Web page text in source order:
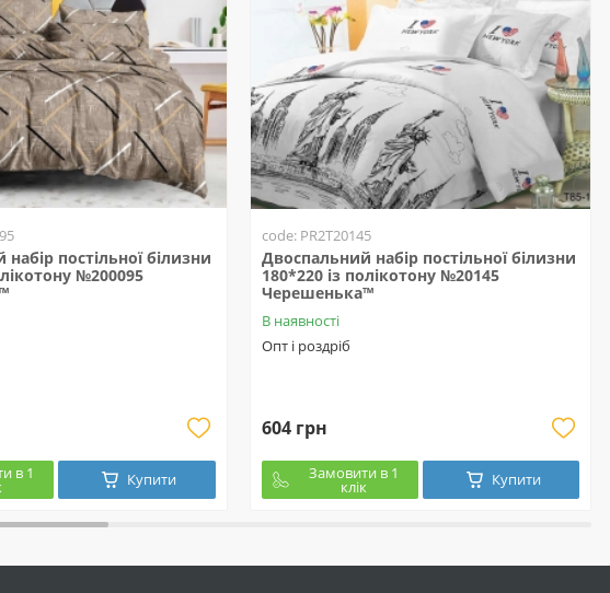
постільної білизни
№200095
в 1 Купити
code: PR2T20145
Двоспальний набір постільної білизни
180*220 із полікотону №20145
Черешенька™
В наявності
Опт і роздріб
604 грн
Замовити в 1
клік Купити